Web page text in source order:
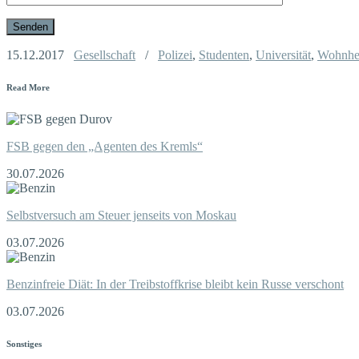
15.12.2017 Gesellschaft / Polizei, Studenten, Universität,
Read More
FSB gegen den „Agenten des Kremls“
30.07.2026
Selbstversuch am Steuer jenseits von Moskau
03.07.2026
Benzinfreie Diät: In der Treibstoffkrise bleibt kein Russe verschont
03.07.2026
Sonstiges